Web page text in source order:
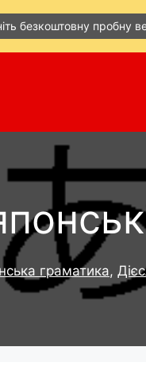
граматика,
безкоштовну пробну